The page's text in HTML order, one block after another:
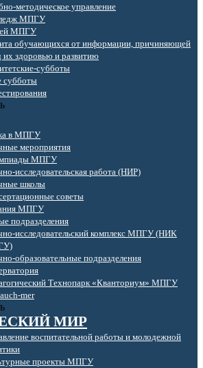
методическое управление
МПГУ
МПГУ
обучающихся от информации, причиняющей
их здоровью и развитию
в МПГУ
мероприятия
МПГУ
исследовательская работа (НИР)
школы
советы
МПГУ
подразделения
исследовательский комплекс МПГУ (НИК
образовательные подразделения
Технопарк «Кванториум» МПГУ
МИР
воспитательной работы и молодежной
проекты МПГУ